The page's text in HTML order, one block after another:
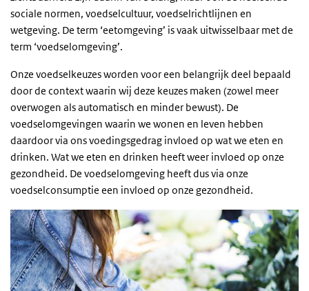
sociale normen, voedselcultuur, voedselrichtlijnen en
wetgeving. De term ‘eetomgeving’ is vaak uitwisselbaar met de
term ‘voedselomgeving’.
Onze voedselkeuzes worden voor een belangrijk deel bepaald
door de context waarin wij deze keuzes maken (zowel meer
overwogen als automatisch en minder bewust). De
voedselomgevingen waarin we wonen en leven hebben
daardoor via ons voedingsgedrag invloed op wat we eten en
drinken. Wat we eten en drinken heeft weer invloed op onze
gezondheid. De voedselomgeving heeft dus via onze
voedselconsumptie een invloed op onze gezondheid.